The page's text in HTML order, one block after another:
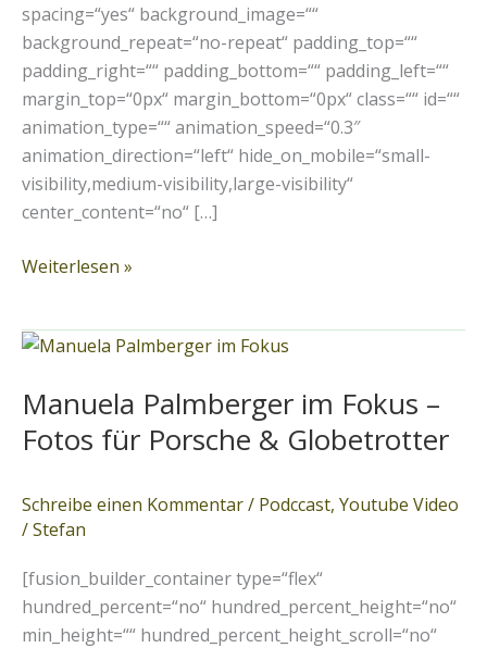
spacing=“yes“ background_image=““
background_repeat=“no-repeat“ padding_top=““
padding_right=““ padding_bottom=““ padding_left=““
margin_top=“0px“ margin_bottom=“0px“ class=““ id=““
animation_type=““ animation_speed=“0.3″
animation_direction=“left“ hide_on_mobile=“small-
visibility,medium-visibility,large-visibility“
center_content=“no“ […]
Weiterlesen »
Manuela Palmberger im Fokus –
Fotos für Porsche & Globetrotter
Schreibe einen Kommentar/ Podccast, Youtube Video
/Stefan
[fusion_builder_container type=“flex“
hundred_percent=“no“ hundred_percent_height=“no“
min_height=““ hundred_percent_height_scroll=“no“
Manuela
im
Fokus
–
für
Porsche
&
Globetrotter